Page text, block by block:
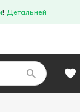
! Детальней